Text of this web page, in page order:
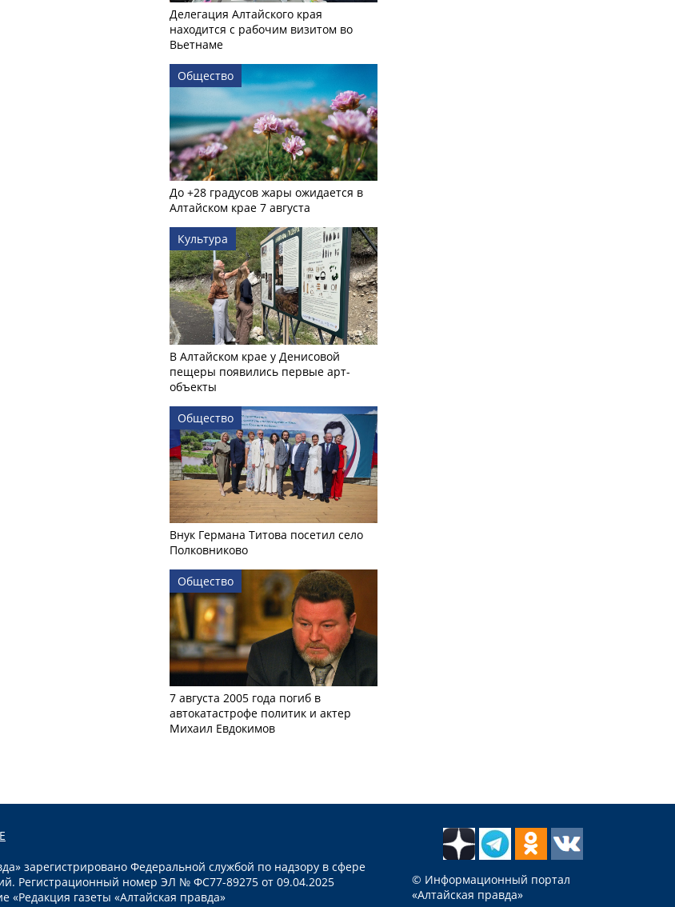
Делегация Алтайского края
находится с рабочим визитом во
Вьетнаме
Общество
До +28 градусов жары ожидается в
Алтайском крае 7 августа
Культура
В Алтайском крае у Денисовой
пещеры появились первые арт-
объекты
Общество
Внук Германа Титова посетил село
Полковниково
Общество
7 августа 2005 года погиб в
автокатастрофе политик и актер
Михаил Евдокимов
зарегистрировано Федеральной службой по надзору в сфере
Регистрационный номер ЭЛ № ФС77-89275 от 09.04.2025
«Редакция газеты «Алтайская правда»
© Информационный портал
«Алтайская правда»